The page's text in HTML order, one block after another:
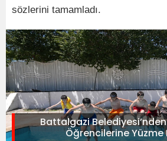
sözlerini tamamladı.
Battalgazi Belediyesi’nden
Öğrencilerine Yüzme